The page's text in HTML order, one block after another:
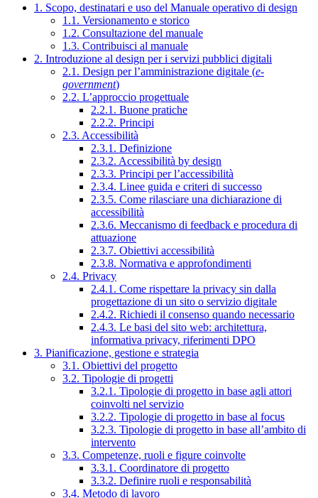
1. Scopo, destinatari e uso del Manuale operativo di design
1.1. Versionamento e storico
1.2. Consultazione del manuale
1.3. Contribuisci al manuale
2. Introduzione al design per i servizi pubblici digitali
2.1. Design per l’amministrazione digitale (e-
government)
2.2. L’approccio progettuale
2.2.1. Buone pratiche
2.2.2. Principi
2.3. Accessibilità
2.3.1. Definizione
2.3.2. Accessibilità by design
2.3.3. Principi per l’accessibilità
2.3.4. Linee guida e criteri di successo
2.3.5. Come rilasciare una dichiarazione di
accessibilità
2.3.6. Meccanismo di feedback e procedura di
attuazione
2.3.7. Obiettivi accessibilità
2.3.8. Normativa e approfondimenti
2.4. Privacy
2.4.1. Come rispettare la privacy sin dalla
progettazione di un sito o servizio digitale
2.4.2. Richiedi il consenso quando necessario
2.4.3. Le basi del sito web: architettura,
informativa privacy, riferimenti DPO
3. Pianificazione, gestione e strategia
3.1. Obiettivi del progetto
3.2. Tipologie di progetti
3.2.1. Tipologie di progetto in base agli attori
coinvolti nel servizio
3.2.2. Tipologie di progetto in base al focus
3.2.3. Tipologie di progetto in base all’ambito di
intervento
3.3. Competenze, ruoli e figure coinvolte
3.3.1. Coordinatore di progetto
3.3.2. Definire ruoli e responsabilità
3.4. Metodo di lavoro